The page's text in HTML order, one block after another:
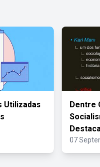
Utilizadas
Dentre
07